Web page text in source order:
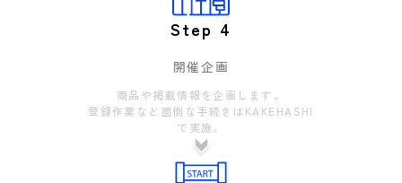
Step 4
開催企画
商品や掲載情報を企画します。
登録作業など面倒な手続きはKAKEHASHI
で実施。